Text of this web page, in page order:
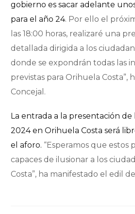
gobierno es sacar adelante
para el año 24. Por ello el
las 18:00 horas, realizaré una
detallada dirigida a los
donde se expondrán todas las
previstas para Orihuela Costa”,
Concejal.
La entrada a la presentación
2024 en Orihuela Costa será
el aforo. “Esperamos que estos
capaces de ilusionar a los
Costa”, ha manifestado el edil